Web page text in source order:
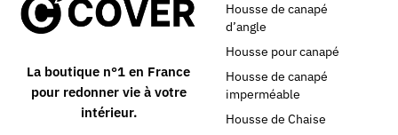
La boutique n°1 en France
pour redonner vie à votre
intérieur.
Housse de canapé
d’angle
Housse pour canapé
Housse de canapé
imperméable
Housse de Chaise